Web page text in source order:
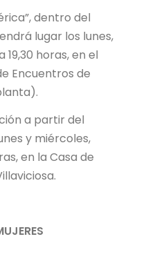
dentro del
lugar los lunes,
19,30 horas, en el
Encuentros de
a partir del
y miércoles,
en la Casa de